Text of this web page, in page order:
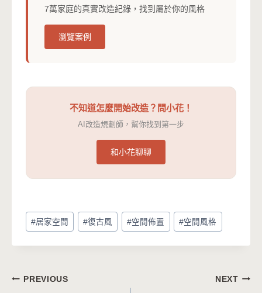
7萬家庭的真實改造紀錄，找到屬於你的風格
瀏覽案例
不知道怎麼開始改造？問小花！
AI改造規劃師，幫你找到第一步
和小花聊聊
Post
Tags:
#居家空間 #復古風 #空間佈置 #空間風格
文PREVIOUS NEXT